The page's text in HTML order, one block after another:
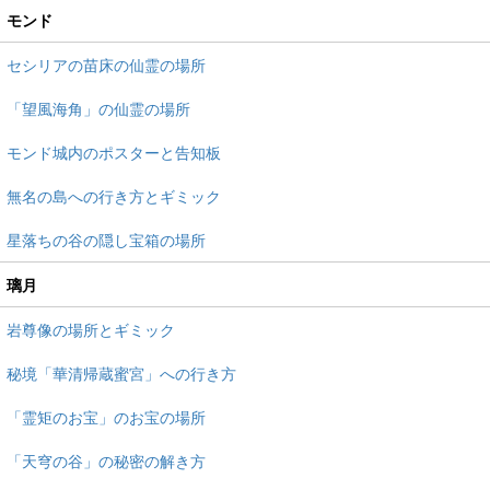
モンド
セシリアの苗床の仙霊の場所
「望風海角」の仙霊の場所
モンド城内のポスターと告知板
無名の島への行き方とギミック
星落ちの谷の隠し宝箱の場所
璃月
岩尊像の場所とギミック
秘境「華清帰蔵蜜宮」への行き方
「霊矩のお宝」のお宝の場所
「天穹の谷」の秘密の解き方